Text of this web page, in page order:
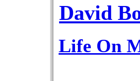
David
Life On